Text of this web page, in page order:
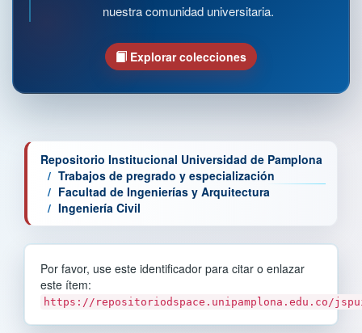
nuestra comunidad universitaria.
Explorar colecciones
Repositorio Institucional Universidad de Pamplona
Trabajos de pregrado y especialización
Facultad de Ingenierías y Arquitectura
Ingeniería Civil
Por favor, use este identificador para citar o enlazar
este ítem:
https://repositoriodspace.unipamplona.edu.co/